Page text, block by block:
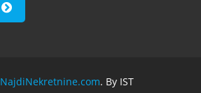
NajdiNekretnine.com. By IST